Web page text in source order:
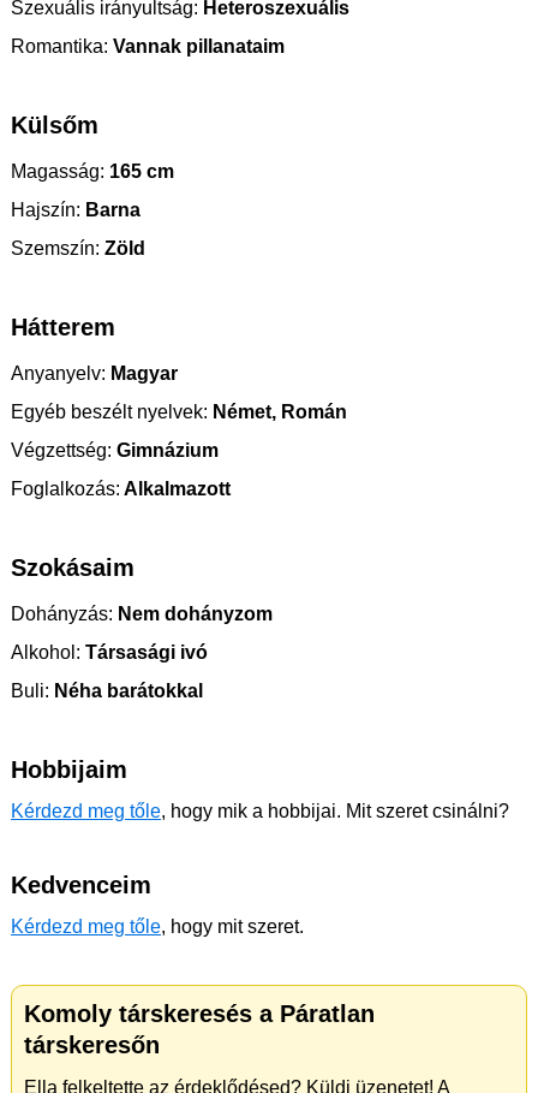
Szexuális irányultság: Heteroszexuális
Romantika: Vannak pillanataim
Külsőm
Magasság: 165 cm
Hajszín: Barna
Szemszín: Zöld
Hátterem
Anyanyelv: Magyar
Egyéb beszélt nyelvek: Német, Román
Végzettség: Gimnázium
Foglalkozás: Alkalmazott
Szokásaim
Dohányzás: Nem dohányzom
Alkohol: Társasági ivó
Buli: Néha barátokkal
Hobbijaim
Kérdezd meg tőle, hogy mik a hobbijai. Mit szeret csinálni?
Kedvenceim
Kérdezd meg tőle, hogy mit szeret.
Komoly társkeresés a Páratlan
társkeresőn
Ella felkeltette az érdeklődésed? Küldj üzenetet! A